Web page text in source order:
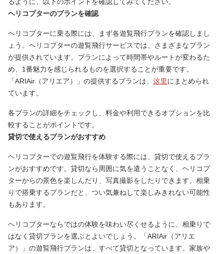
ヘリコプターのプランを確認
ヘリコプターに乗る際には、まず各遊覧飛行プランを確認しまし
ょう。ヘリコプターの遊覧飛行サービスでは、さまざまなプラン
が提供されています。プランによって時間帯やルートが変わるた
め、1番魅力を感じられるものを選択することが重要です。
「ARIAir（アリエア）」の提供するプランは、 这里にまとめられ
ています。
各プランの詳細をチェックし、料金や利用できるオプションを比
較することがポイントです。
貸切で使えるプランがおすすめ
ヘリコプターでの遊覧飛行を体験する際には、貸切で使えるプラ
ンがおすすめです。貸切なら周囲に気を遣うことなく、ヘリコプ
ターからの景色を楽しんだり、写真撮影をしたりできます。相乗
りで搭乗するプランだと、つい気兼ねして楽しみきれない可能性
もあります。
ヘリコプターならではの体験を味わい尽くせるように、相乗りで
はなく貸切プランを選ぶとよいでしょう。「ARIAir（アリエ
ア）」の遊覧飛行プランは、すべて貸切となっています。家族や